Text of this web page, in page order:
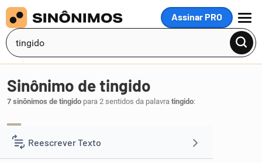
Assinar PRO
MENU
Reescrever Texto
Sinônimo de tingido
7 sinônimos de tingido para 2 sentidos da palavra tingido: